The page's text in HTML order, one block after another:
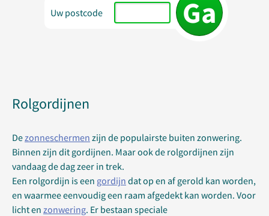
Uw postcode
Rolgordijnen
Dezonneschermen zijn de populairste buiten zonwering.
Binnen zijn dit gordijnen. Maar ook de rolgordijnen zijn
vandaag de dag zeer in trek.
Een rolgordijn is een gordijn dat op en af gerold kan worden,
en waarmee eenvoudig een raam afgedekt kan worden. Voor
licht en zonwering. Er bestaan speciale